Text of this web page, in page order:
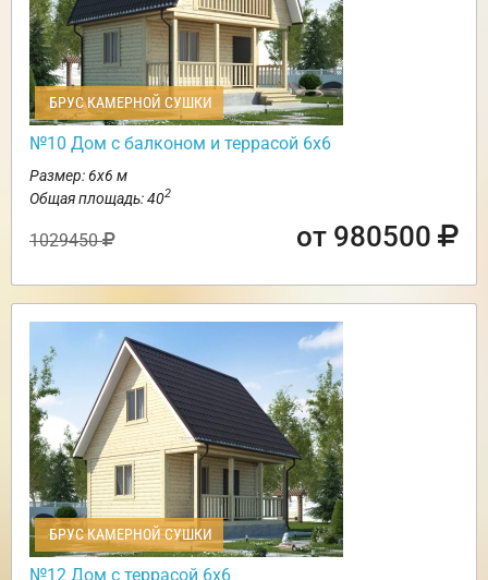
БРУС КАМЕРНОЙ СУШКИ
№10 Дом с балконом и террасой 6х6
Размер: 6х6 м
Общая площадь: 402
1029450 от 980500
БРУС КАМЕРНОЙ СУШКИ
№12 Дом с террасой 6х6